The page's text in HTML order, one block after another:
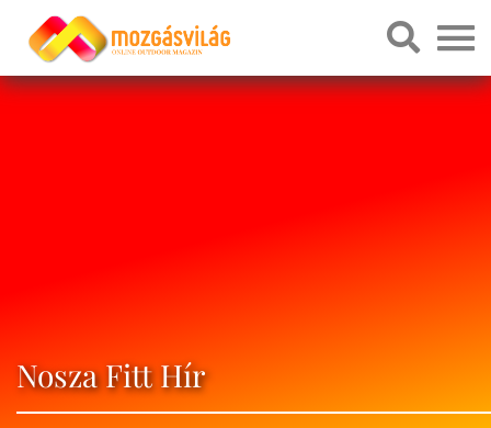
Nosza Fitt Hír